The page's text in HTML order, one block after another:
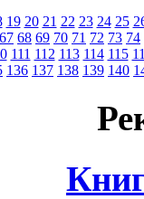
19 20 21 22 23 24 25
67 68 69 70 71 72 73 74
111 112 113 114 115
136 137 138 139 140